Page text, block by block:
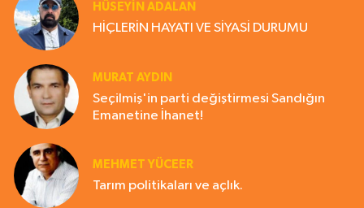
HÜSEYIN ADALAN
HİÇLERİN HAYATI VE SİYASİ DURUMU
MURAT AYDIN
Seçilmiş'in parti değiştirmesi Sandığın
Emanetine İhanet!
MEHMET YÜCEER
Tarım politikaları ve açlık.